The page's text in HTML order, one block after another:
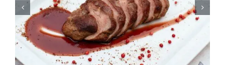
Alt du bør vide om 5:2
kuren